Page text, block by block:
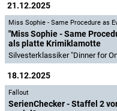
21.12.2025
Miss Sophie - Same Procedure as
"Miss Sophie - Same
als platte Krimiklamotte
Silvesterklassiker "Dinner for
18.12.2025
Fallout
SerienChecker - Staffel 2